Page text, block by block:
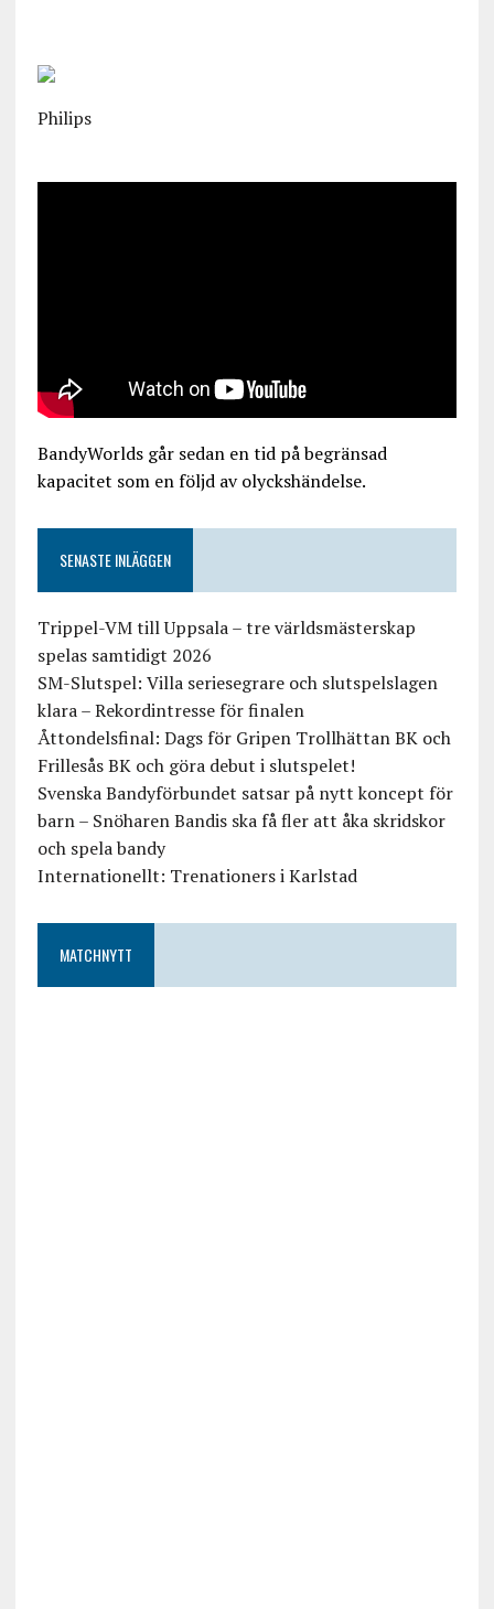
Philips
BandyWorlds går sedan en tid på begränsad
kapacitet som en följd av olyckshändelse.
SENASTE INLÄGGEN
Trippel-VM till Uppsala – tre världsmästerskap
spelas samtidigt 2026
SM-Slutspel: Villa seriesegrare och slutspelslagen
klara – Rekordintresse för finalen
Åttondelsfinal: Dags för Gripen Trollhättan BK och
Frillesås BK och göra debut i slutspelet!
Svenska Bandyförbundet satsar på nytt koncept för
barn – Snöharen Bandis ska få fler att åka skridskor
och spela bandy
Internationellt: Trenationers i Karlstad
MATCHNYTT